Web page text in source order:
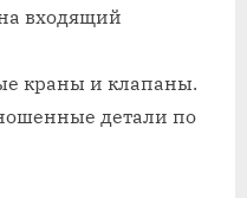
входящий
краны и клапаны.
детали по